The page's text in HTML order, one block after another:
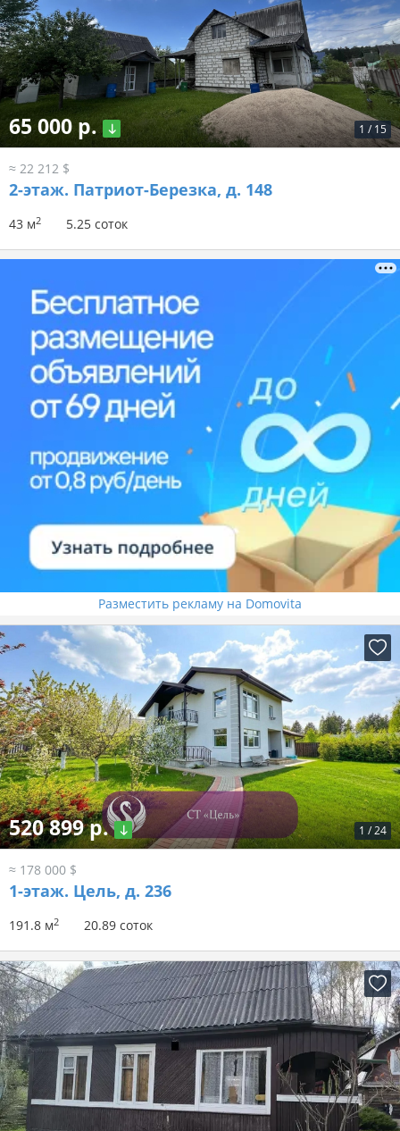
1 / 15
65 000 р.
≈ 22 212 $
2-этаж. Патриот-Березка, д. 148
43 м2 5.25 соток
Разместить рекламу на Domovita
1 /24
520 899 р.
≈ 178 000 $
1-этаж. Цель, д. 236
191.8 м2 20.89 соток